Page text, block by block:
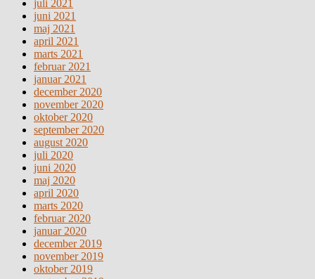
juli 2021
juni 2021
maj 2021
april 2021
marts 2021
februar 2021
januar 2021
december 2020
november 2020
oktober 2020
september 2020
august 2020
juli 2020
juni 2020
maj 2020
april 2020
marts 2020
februar 2020
januar 2020
december 2019
november 2019
oktober 2019